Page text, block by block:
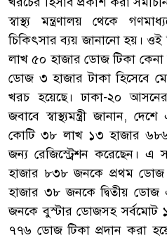
স্বাস্থ্য মন্ত্রণালয় থেকে
চিকিৎসার ব্যয় জানানো হয়।
লাখ ৫০ হাজার ডোজ টিকা কেনা
ডোজ ৩ হাজার টাকা হিসেবে
খরচ হয়েছে। ঢাকা-২০
জবাবে স্বাস্থ্যমন্ত্রী জানান,
কোটি ৩৮ লাখ ১৩ হাজার
জন্য রেজিস্ট্রেশন করেছেন।
হাজার ৮৩৮ জনকে প্রথম
হাজার ৩৮ জনকে দ্বিতীয়
জনকে বুস্টার ডোজসহ সর্বমোট
৭৭৬ ডোজ টিকা প্রদান করা